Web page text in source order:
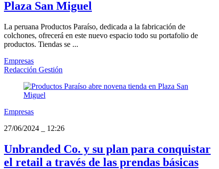
Plaza San Miguel
La peruana Productos Paraíso, dedicada a la fabricación de
colchones, ofrecerá en este nuevo espacio todo su portafolio de
productos. Tiendas se ...
Empresas
Redacción Gestión
Empresas
27/06/2024
12:26
Unbranded Co. y su plan para conquistar
el retail a través de las prendas básicas